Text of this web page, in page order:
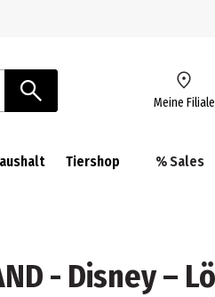
Meine Filiale
Tiershop % Sales
- Disney –